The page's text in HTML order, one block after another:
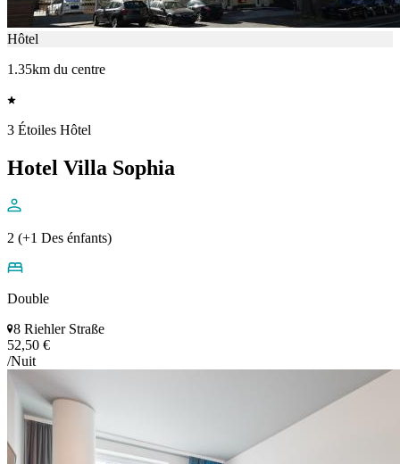
Hôtel
1.35km du centre
3 Étoiles Hôtel
Hotel Villa Sophia
2 (+1 Des énfants)
Double
8 Riehler Straße
52,50 €
/Nuit